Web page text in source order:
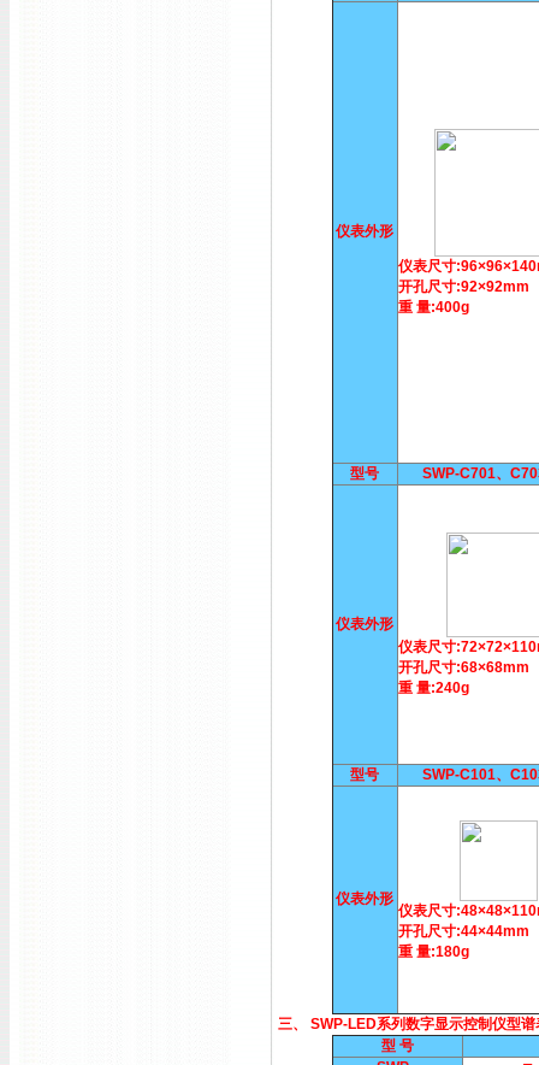
仪表外形
仪表尺寸
开孔尺寸:92×92mm
重 量:400g
型号 SWP-C701、
仪表外形
仪表尺寸
开孔尺寸:68×68mm
重 量:240g
型号 SWP-C101、
仪表外形
仪表尺寸
开孔尺寸:44×44mm
重 量:180g
三、 SWP-LED系列数字显示控制仪型谱
型 号